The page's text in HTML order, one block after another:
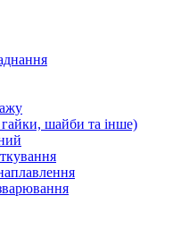
шайби та інше)